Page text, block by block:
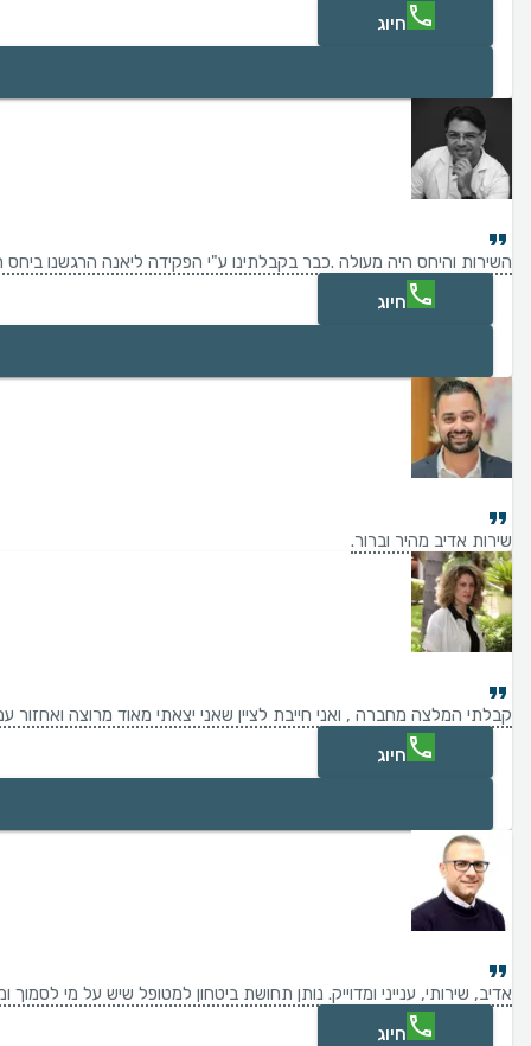
חיוג
השירות והיחס היה מעולה .כבר בקבלתינו ע"י הפקידה ליאנה הרגשנו
חיוג
שירות אדיב מהיר וברור.
קבלתי המלצה מחברה , ואני חייבת לציין שאני יצאתי מאוד מרוצה
חיוג
אדיב, שירותי, ענייני ומדוייק. נותן תחושת ביטחון למטופל שיש על מי
חיוג